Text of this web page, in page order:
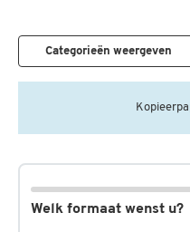
Categorieën weergeven
Welk formaat wenst u?